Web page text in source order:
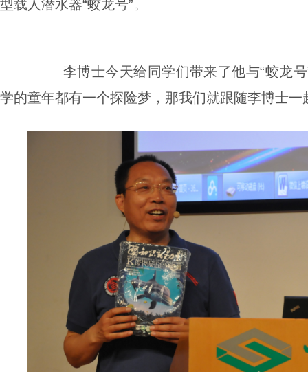
型载人潜水器“蛟龙号”。
李博士今天给同学们带来了他与“蛟龙
学的童年都有一个探险梦，那我们就跟随李博士一